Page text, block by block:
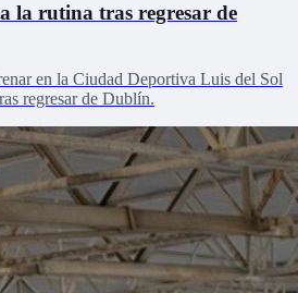
la rutina tras regresar de
en la Ciudad Deportiva Luis del Sol
regresar de Dublín.